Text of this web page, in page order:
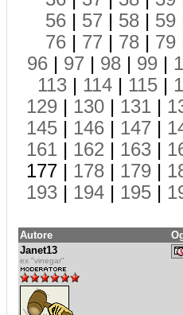
56 | 57 | 58 | 59
76 | 77 | 78 | 79
96 | 97 | 98 | 99 |
113 | 114 | 115 |
129 | 130 | 131 |
145 | 146 | 147 |
161 | 162 | 163 |
177 | 178 | 179 |
193 | 194 | 195 |
Autore
Janet13
ex "vinegar"